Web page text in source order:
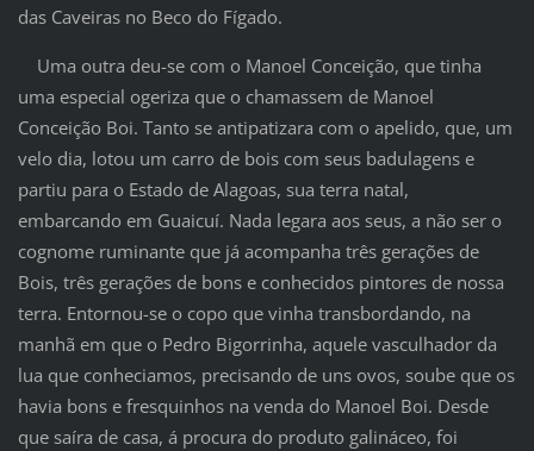
das Caveiras no Beco do Fígado.
Uma outra deu-se com o Manoel Conceição, que tinha
uma especial ogeriza que o chamassem de Manoel
Conceição Boi. Tanto se antipatizara com o apelido, que, um
velo dia, lotou um carro de bois com seus badulagens e
partiu para o Estado de Alagoas, sua terra natal,
embarcando em Guaicuí. Nada legara aos seus, a não ser o
cognome ruminante que já acompanha três gerações de
Bois, três gerações de bons e conhecidos pintores de nossa
terra. Entornou-se o copo que vinha transbordando, na
manhã em que o Pedro Bigorrinha, aquele vasculhador da
lua que conheciamos, precisando de uns ovos, soube que os
havia bons e fresquinhos na venda do Manoel Boi. Desde
que saíra de casa, á procura do produto galináceo, foi